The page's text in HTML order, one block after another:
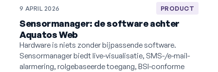
9 APRIL 2026 PRODUCT
Sensormanager: de software achter
Aquatos Web
Hardware is niets zonder bijpassende software.
Sensormanager biedt live-visualisatie, SMS-/e-mail-
alarmering, rolgebaseerde toegang, BSI-conforme